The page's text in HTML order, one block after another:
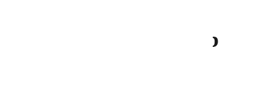
Cobalt Blue Web